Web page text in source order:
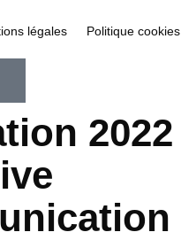
légales Politique cookies
2022